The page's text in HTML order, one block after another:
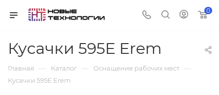
0
Кусачки 595E Erem
Главная — Каталог — Оснащение рабочих мест —
Кусачки 595E Erem